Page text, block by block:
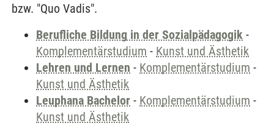
bzw. "Quo Vadis".
Berufliche Bildung in der Sozialpädagogik -
Komplementärstudium - Kunst und Ästhetik
Lehren und Lernen - Komplementärstudium -
Kunst und Ästhetik
Leuphana Bachelor - Komplementärstudium -
Kunst und Ästhetik